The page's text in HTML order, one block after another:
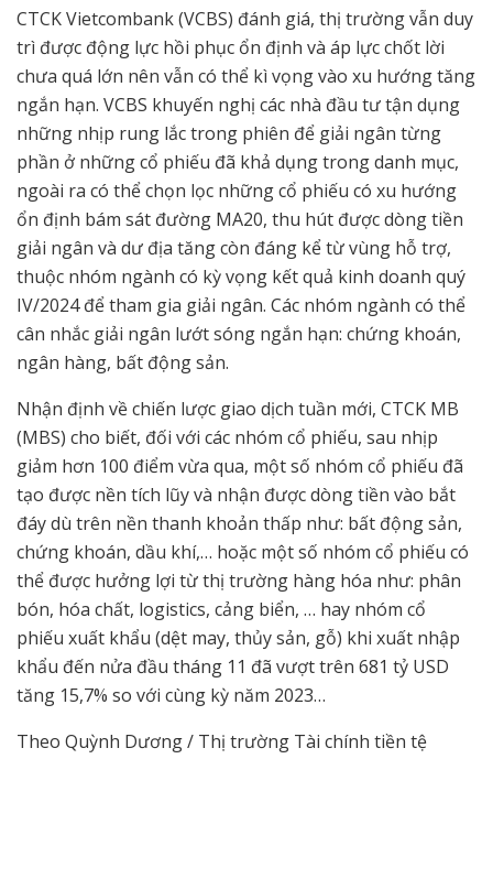
CTCK Vietcombank (VCBS) đánh giá, thị trường vẫn duy
trì được động lực hồi phục ổn định và áp lực chốt lời
chưa quá lớn nên vẫn có thể kì vọng vào xu hướng tăng
ngắn hạn. VCBS khuyến nghị các nhà đầu tư tận dụng
những nhịp rung lắc trong phiên để giải ngân từng
phần ở những cổ phiếu đã khả dụng trong danh mục,
ngoài ra có thể chọn lọc những cổ phiếu có xu hướng
ổn định bám sát đường MA20, thu hút được dòng tiền
giải ngân và dư địa tăng còn đáng kể từ vùng hỗ trợ,
thuộc nhóm ngành có kỳ vọng kết quả kinh doanh quý
IV/2024 để tham gia giải ngân. Các nhóm ngành có thể
cân nhắc giải ngân lướt sóng ngắn hạn: chứng khoán,
ngân hàng, bất động sản.
Nhận định về chiến lược giao dịch tuần mới, CTCK MB
(MBS) cho biết, đối với các nhóm cổ phiếu, sau nhịp
giảm hơn 100 điểm vừa qua, một số nhóm cổ phiếu đã
tạo được nền tích lũy và nhận được dòng tiền vào bắt
đáy dù trên nền thanh khoản thấp như: bất động sản,
chứng khoán, dầu khí,… hoặc một số nhóm cổ phiếu có
thể được hưởng lợi từ thị trường hàng hóa như: phân
bón, hóa chất, logistics, cảng biển, … hay nhóm cổ
phiếu xuất khẩu (dệt may, thủy sản, gỗ) khi xuất nhập
khẩu đến nửa đầu tháng 11 đã vượt trên 681 tỷ USD
tăng 15,7% so với cùng kỳ năm 2023…
Theo Quỳnh Dương / Thị trường Tài chính tiền tệ